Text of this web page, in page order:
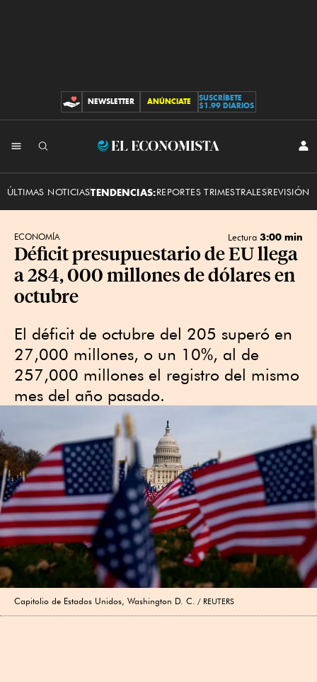
CONTRIBUCIONES
NEWSLETTER ANÚNCIATE
SUSCRÍBETE
$1.99 DIARIOS
El
ÚLTIMAS NOTICIASTENDENCIAS:REPORTES TRIMESTRALESREVISIÓN
ECONOMÍA Lectura 3:00 min
Déficit presupuestario de EU llega
a 284, 000 millones de dólares en
octubre
El déficit de octubre del 205 superó en
27,000 millones, o un 10%, al de
257,000 millones el registro del mismo
mes del año pasado.
Capitolio de Estados Unidos, Washington D. C. REUTERS